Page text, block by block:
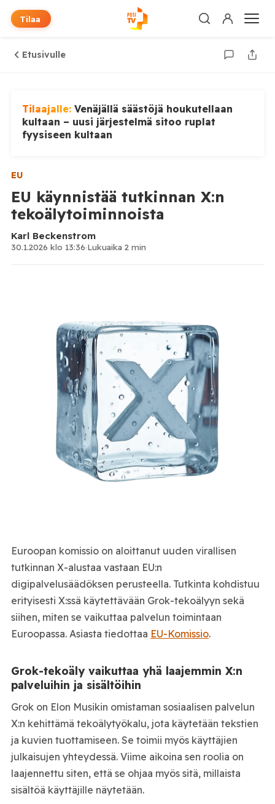
Tilaa
Etusivulle
Tilaajalle: Venäjällä säästöjä houkutellaan
kultaan – uusi järjestelmä sitoo ruplat
fyysiseen kultaan
EU
EU käynnistää tutkinnan X:n
tekoälytoiminnoista
Karl Beckenstrom
30.1.2026 klo 13:36·Lukuaika 2 min
Euroopan komissio on aloittanut uuden virallisen
tutkinnan X-alustaa vastaan EU:n
digipalvelusäädöksen perusteella. Tutkinta kohdistuu
erityisesti X:ssä käytettävään Grok-tekoälyyn sekä
siihen, miten se vaikuttaa palvelun toimintaan
Euroopassa. Asiasta tiedottaa EU-Komissio.
Grok-tekoäly vaikuttaa yhä laajemmin X:n
palveluihin ja sisältöihin
Grok on Elon Musikin omistaman sosiaalisen palvelun
X:n kehittämä tekoälytyökalu, jota käytetään tekstien
ja kuvien tuottamiseen. Se toimii myös käyttäjien
julkaisujen yhteydessä. Viime aikoina sen roolia on
laajennettu siten, että se ohjaa myös sitä, millaista
sisältöä käyttäjille näytetään.